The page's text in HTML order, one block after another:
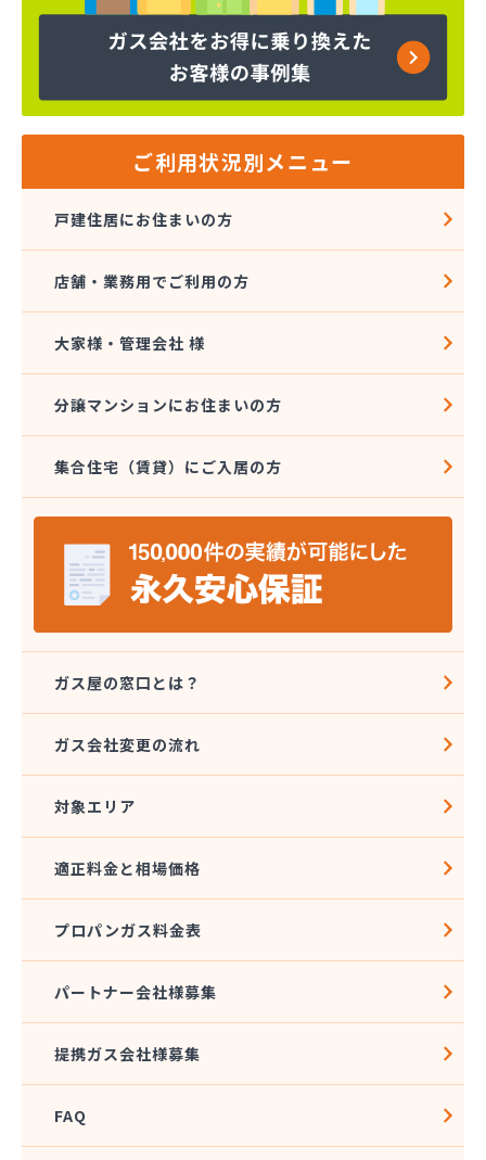
加藤プロパン(株)
河野商事(株) 横浜支店
(株)TOKAI 横浜支店
(株)TOKAI 相模原支店
(株)アオヤギ
(株)アンドウ 西谷営業所
(株)アンドウ 菅田店
(株)エコタ
(株)エネサンス関東 横浜営業所
(株)エネサンス関東 東京事業所
(株)エネワークス相模
(株)ガスデン
(株)カナエル
(株)カナジュウ・コーポレーション
(株)くまがい
(株)クラスタ
(株)クラスタ 湘南営業所
(株)サガミ 三崎営業所
(株)サガミ 湘南支店
(株)サタケ
(株)サナミ商会
(株)サンエル
(株)シンサナミ
(株)セイカ 相模原営業所
(株)トーエル 保土ヶ谷緊急センター
(株)ナガタ
(株)ニイヤ
(株)ノックス
ご利用状況別メニュー
戸建住居にお住まいの方
店舗・業務用でご利用の方
大家様・管理会社 様
分譲マンションにお住まいの方
集合住宅（賃貸）にご入居の方
ガス屋の窓口とは？
ガス会社変更の流れ
対象エリア
適正料金と相場価格
プロパンガス料金表
パートナー会社様募集
提携ガス会社様募集
FAQ